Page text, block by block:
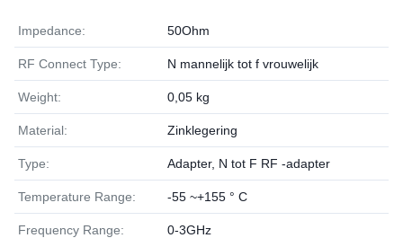
Impedance: 50Ohm
RF Connect Type: N mannelijk tot f vrouwelijk
Weight: 0,05 kg
Material: Zinklegering
Type: Adapter, N tot F RF -adapter
Temperature Range: -55 ~+155 ° C
Frequency Range: 0-3GHz